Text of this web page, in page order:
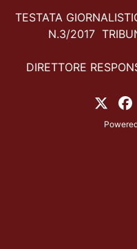
TESTATA
N.3/2017
DIRETTORE